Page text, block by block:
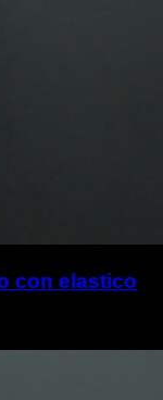
con elastico